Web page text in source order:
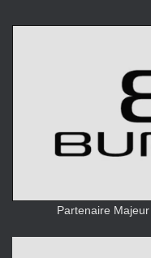
Partenaire